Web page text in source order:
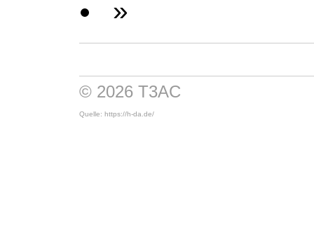
»
© 2026 T3AC
Quelle: https://h-da.de/